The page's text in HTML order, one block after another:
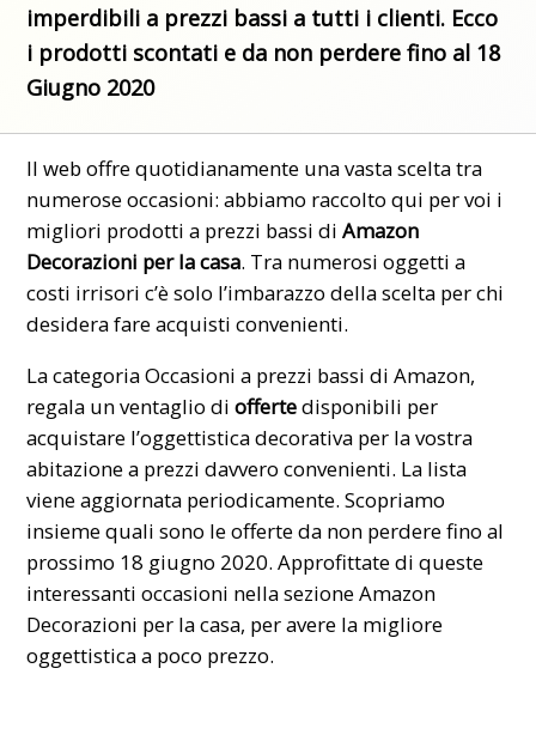
imperdibili a prezzi bassi a tutti i clienti. Ecco
i prodotti scontati e da non perdere fino al 18
Giugno 2020
Ilweb offre quotidianamente una vasta scelta tra
numerose occasioni: abbiamo raccolto qui per voi i
migliori prodotti a prezzi bassi diAmazon
Decorazioni per la casa. Tra numerosi oggetti a
costi irrisori c’è solo l’imbarazzo della scelta per chi
desidera fare acquisti convenienti.
La categoria Occasioni a prezzi bassi di Amazon,
regala un ventaglio dioffertedisponibili per
acquistare l’oggettistica decorativa per la vostra
abitazione a prezzi davvero convenienti. La lista
viene aggiornata periodicamente. Scopriamo
insieme quali sono le offerte da non perdere fino al
prossimo 18 giugno 2020. Approfittate di queste
interessanti occasioni nella sezione Amazon
Decorazioni per la casa, per avere la migliore
oggettistica a poco prezzo.